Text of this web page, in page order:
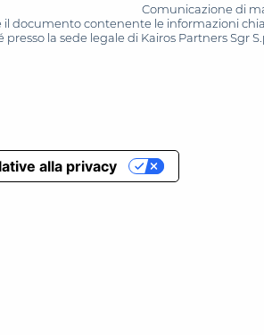
Comunicazione di
il documento contenente le informazioni
la sede legale di Kairos Partners Sgr
alla privacy